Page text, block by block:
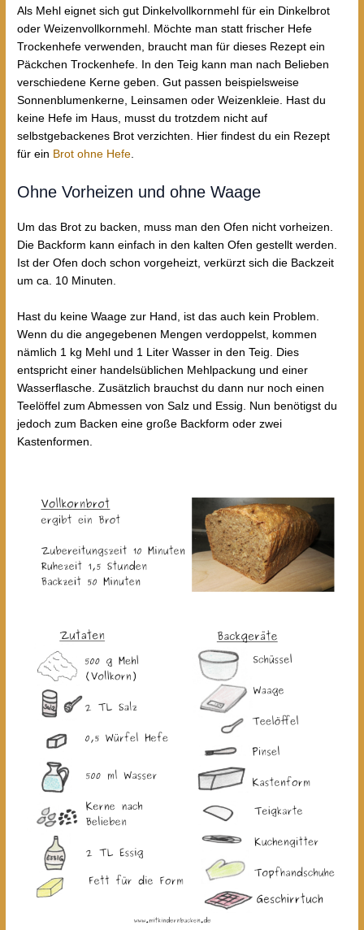
Als Mehl eignet sich gut Dinkelvollkornmehl für ein Dinkelbrot
oder Weizenvollkornmehl. Möchte man statt frischer Hefe
Trockenhefe verwenden, braucht man für dieses Rezept ein
Päckchen Trockenhefe. In den Teig kann man nach Belieben
verschiedene Kerne geben. Gut passen beispielsweise
Sonnenblumenkerne, Leinsamen oder Weizenkleie. Hast du
keine Hefe im Haus, musst du trotzdem nicht auf
selbstgebackenes Brot verzichten. Hier findest du ein Rezept
für ein Brot ohne Hefe
Ohne Vorheizen und ohne Waage
Um das Brot zu backen, muss man den Ofen nicht vorheizen.
Die Backform kann einfach in den kalten Ofen gestellt werden.
Ist der Ofen doch schon vorgeheizt, verkürzt sich die Backzeit
um ca. 10 Minuten.
Hast du keine Waage zur Hand, ist das auch kein Problem.
Wenn du die angegebenen Mengen verdoppelst, kommen
nämlich 1 kg Mehl und 1 Liter Wasser in den Teig. Dies
entspricht einer handelsüblichen Mehlpackung und einer
Wasserflasche. Zusätzlich brauchst du dann nur noch einen
Teelöffel zum Abmessen von Salz und Essig. Nun benötigst du
jedoch zum Backen eine große Backform oder zwei
Kastenformen.